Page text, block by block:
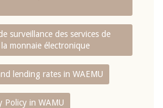
surveillance des services de
monnaie électronique
lending rates in WAEMU
Policy in WAMU